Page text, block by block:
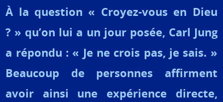
À la question « Croyez-vous en Dieu
? » qu’on lui a un jour posée, Carl Jung
a répondu : « Je ne crois pas, je sais. »
Beaucoup de personnes affirment
avoir ainsi une expérience directe,